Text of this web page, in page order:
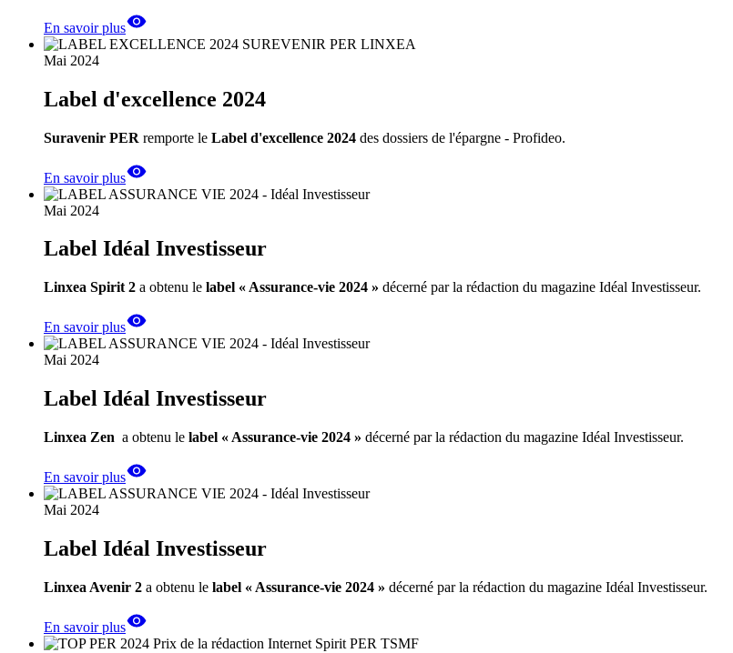
En savoir plus
Mai 2024
Label d'excellence 2024
Suravenir PER remporte le Label d'excellence 2024 des dossiers de l'épargne - Profideo.
En savoir plus
Mai 2024
Label Idéal Investisseur
Linxea Spirit 2 a obtenu le label « Assurance-vie 2024 » décerné par la rédaction du magazine Idéal Investisseur.
En savoir plus
Mai 2024
Label Idéal Investisseur
Linxea Zen a obtenu le label « Assurance-vie 2024 » décerné par la rédaction du magazine Idéal Investisseur.
En savoir plus
Mai 2024
Label Idéal Investisseur
Linxea Avenir 2 a obtenu le label « Assurance-vie 2024 » décerné par la rédaction du magazine Idéal Investisseur.
En savoir plus